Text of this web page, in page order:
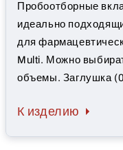
Пробоотборные
идеально
для
Multi. Можно
объемы. Заглушка
точке.
К изделию